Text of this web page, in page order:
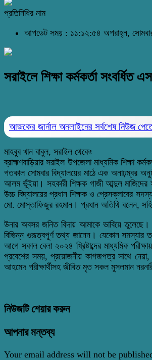
প্রতিনিধির নাম
আপডেট সময় : ১১:১২:৫৪ অপরাহ্ন,
সরাইলে শিক্ষা কর্মকর্তা সংবর্ধিত
আজকের জার্নাল অনলাইনের সর্বশেষ নিউজ
মাহবুব খান বাবুল, সরাইল থেকেঃ
ব্রাহ্মণবাড়িয়ার সরাইল উপজেলা মাধ্যমিক শিক্ষা
গতকাল সোমবার বিদ্যালয়ের মাঠে এক অনাঢ়ম্বর
আলম ভূঁইয়া। সহকারী শিক্ষক গাজী আব্দুল মাজিদের
উচ্চ বিদ্যালয়ের প্রধান শিক্ষক ও প্রেসক্লাবের
মো. মোস্তাফিজুর রহমান। প্রধান অতিথি বলেন,
উনার অবসর জনিত বিদায় আমাকে ভাবিয়ে তুলেছে।
বিভিন্ন গুরূত্বপূর্ণ তথ্য জানেন। যেকোন সমস্যার
আগে সকাল বেলা ২০২৪ খ্রিষ্টাব্দের মাধ্যমিক
প্রবেশের সময়, প্রয়োজনীয় কাগজপত্র সাথে নেয়া,
আহমেদ পরীক্ষার্থীসহ জীবিত মৃত সকল মুসলমান
নিউজটি শেয়ার করুন
আপনার মন্তব্য
Your email address will not be